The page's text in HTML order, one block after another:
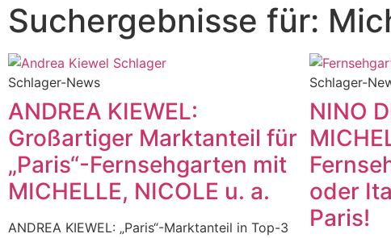
Suchergebnisse für:
Schlager-News
ANDREA KIEWEL:
Großartiger Marktanteil für
„Paris“-Fernsehgarten mit
MICHELLE, NICOLE u. a.
ANDREA KIEWEL: „Paris“-Marktanteil in Top-3
Schlager-
NINO
oder
Paris!